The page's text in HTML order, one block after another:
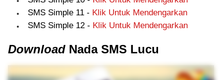
SMS Simple 11 - Klik Untuk Mendengarkan
SMS Simple 12 - Klik Untuk Mendengarkan
Download Nada SMS Lucu